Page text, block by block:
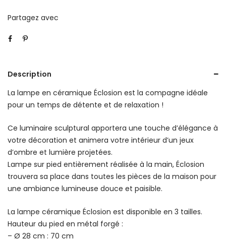
Partagez avec
Description
La lampe en céramique Éclosion est la compagne idéale
pour un temps de détente et de relaxation !
Ce luminaire sculptural apportera une touche d’élégance à
votre décoration et animera votre intérieur d’un jeux
d’ombre et lumière projetées.
Lampe sur pied entièrement réalisée à la main, Éclosion
trouvera sa place dans toutes les pièces de la maison pour
une ambiance lumineuse douce et paisible.
La lampe céramique Éclosion est disponible en 3 tailles.
Hauteur du pied en métal forgé :
– Ø 28 cm : 70 cm